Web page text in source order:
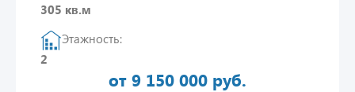
305 кв.м
Этажность:
2
от 9 150 000 руб.